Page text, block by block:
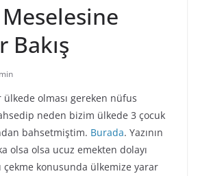
Bakış
ülkede olması gereken nüfus
neden bizim ülkede 3 çocuk
bahsetmiştim. Burada. Yazının
olsa olsa ucuz emekten dolayı
çekme konusunda ülkemize yarar